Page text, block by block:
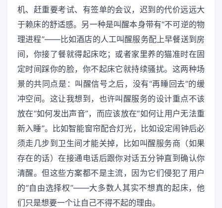
机、赶重要考试、有签单的会议，迟到的代价远远大
于赖床的舒适感。另一种是叫醒本身带有“不可逆的物
理进程”——比如酒店的人工叫醒服务配上早餐送到房
间，你接了餐就得起床吃；或者家里养的猫准时在固
定时间踩你的脸，你不起床它就持续骚扰。这两种场
景的共同点是：叫醒信号之后，没有“再睡回去”的缓
冲空间。这让我想到，也许叫醒服务的设计重点不该
放在“如何发出声音”，而应该放在“如何让用户无法重
新入睡”。比如智能窗帘配合灯光，比如设定闹钟后必
须走几步到卫生间才能关掉，比如叫醒服务商（如果
存在的话）在接通电话后跟你对话五分钟直到确认你
清醒。但这些方案都不是主流，因为它们侵犯了用户
的“自由选择权”——大多数人其实不想真的起床，他
们只是想要一个让自己不得不起的理由。